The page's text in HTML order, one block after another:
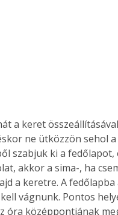
a keret
ne ütközzön sehol
szabjuk ki a
akkor a sima-, ha
a keretre. A
vágnunk. Pontos
óra középpontjának